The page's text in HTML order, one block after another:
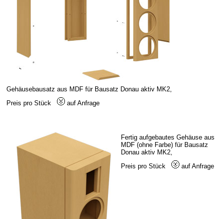
Gehäusebausatz aus MDF für Bausatz Donau aktiv MK2,
Preis pro Stück
auf Anfrage
Fertig aufgebautes Gehäuse aus
MDF (ohne Farbe) für Bausatz
Donau aktiv MK2,
Preis pro Stück
auf Anfrage